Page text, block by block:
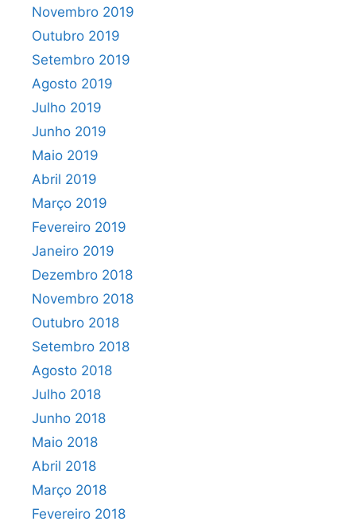
Novembro 2019
Outubro 2019
Setembro 2019
Agosto 2019
Julho 2019
Junho 2019
Maio 2019
Abril 2019
Março 2019
Fevereiro 2019
Janeiro 2019
Dezembro 2018
Novembro 2018
Outubro 2018
Setembro 2018
Agosto 2018
Julho 2018
Junho 2018
Maio 2018
Abril 2018
Março 2018
Fevereiro 2018